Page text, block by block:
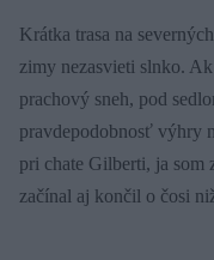
Krátka trasa na
zimy nezasvieti slnko.
prachový sneh, pod
pravdepodobnosť výhry
pri chate Gilberti, ja som
začínal aj končil o čosi